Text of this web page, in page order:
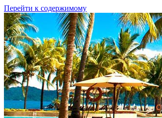
Перейти к содержимому